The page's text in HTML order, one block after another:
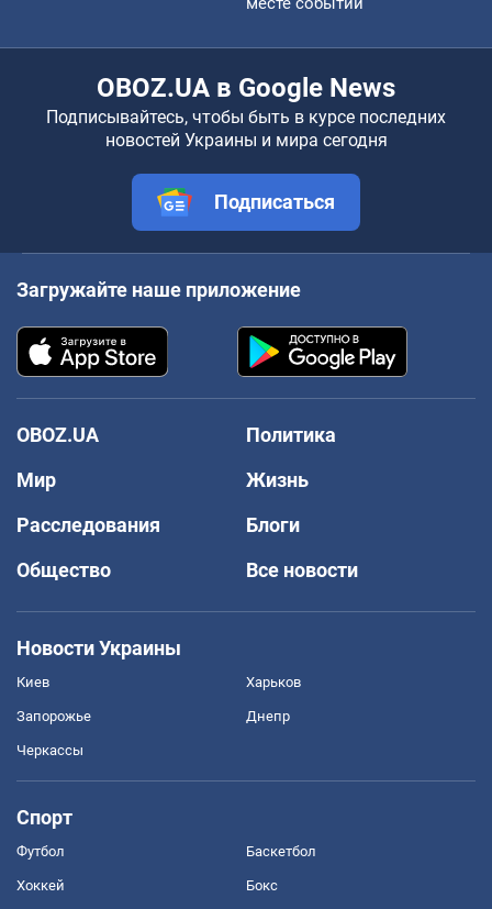
OBOZ.UA в Google News
Подписывайтесь, чтобы быть в курсе последних
новостей Украины и мира сегодня
Подписаться
Загружайте наше приложение
OBOZ.UA
Политика
Мир
Жизнь
Расследования
Блоги
Общество
Все новости
Новости Украины
Киев Харьков
Запорожье Днепр
Черкассы
Спорт
Футбол Баскетбол
Хоккей Бокс